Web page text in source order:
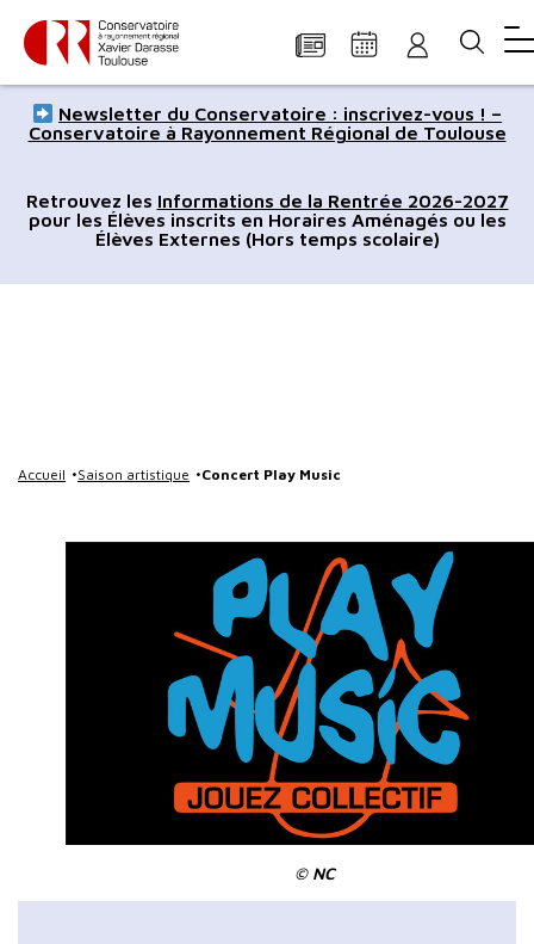
Panneau de gestion des cookies
Aller
au
principal
à
navigation
à
recherche
au
de
page
au
du
site
Newsletter du Conservatoire : inscrivez-vous ! –
Conservatoire à Rayonnement Régional de Toulouse
Retrouvez les Informations de la Rentrée 2026-2027
pour les Élèves inscrits en Horaires Aménagés ou les
Élèves Externes (Hors temps scolaire)
Accueil Saison artistique Concert Play Music
© NC